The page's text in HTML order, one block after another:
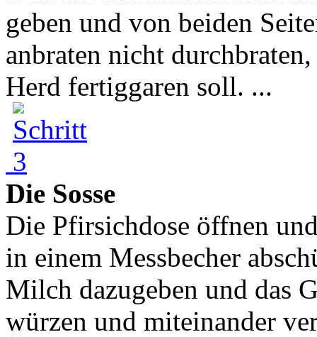
geben und von beiden
anbraten nicht
Herd fertiggaren soll. ...
Die Sosse
Die Pfirsichdose öffnen
in einem Messbecher
Milch dazugeben und das
würzen und miteinander